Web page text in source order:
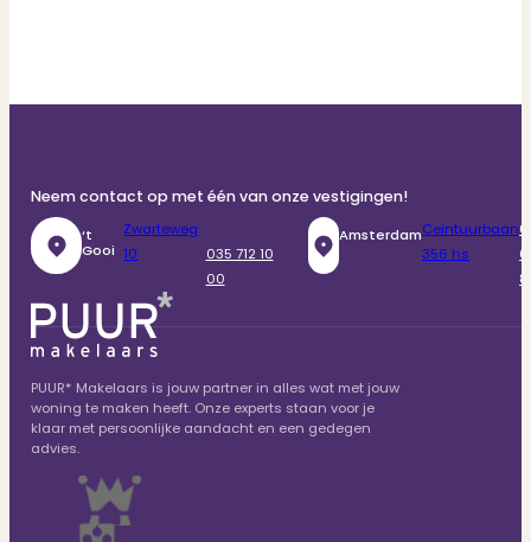
Neem contact op met één van onze vestigingen!
‘t
Gooi
Zwarteweg
10
035 712 10
00
AmsterdamCeintuurbaan
356 hs
PUUR* Makelaars is jouw partner in alles wat met jouw
woning te maken heeft. Onze experts staan voor je
klaar met persoonlijke aandacht en een gedegen
advies.